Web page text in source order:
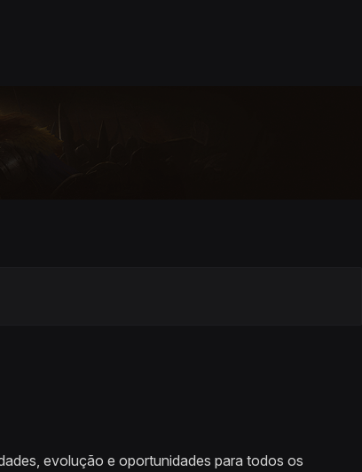
evolução e oportunidades para todos os